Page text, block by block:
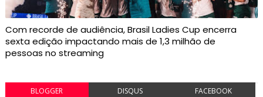
Com recorde de audiência, Brasil Ladies Cup encerra
sexta edição impactando mais de 1,3 milhão de
pessoas no streaming
BLOGGER DISQUS FACEBOOK